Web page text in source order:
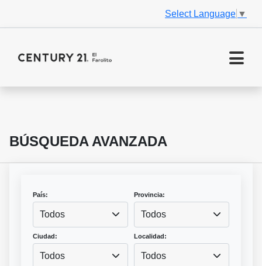
Select Language ▼
BÚSQUEDA AVANZADA
País:
Todos
Provincia:
Todos
Ciudad:
Todos
Localidad:
Todos